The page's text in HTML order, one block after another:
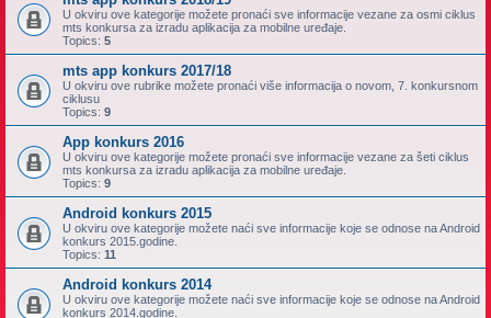
U okviru ove kategorije možete pronaći sve informacije vezane za osmi ciklus
mts konkursa za izradu aplikacija za mobilne uređaje.
Topics: 5
mts app konkurs 2017/18
U okviru ove rubrike možete pronaći više informacija o novom, 7. konkursnom
ciklusu
Topics: 9
App konkurs 2016
U okviru ove kategorije možete pronaći sve informacije vezane za šeti ciklus
mts konkursa za izradu aplikacija za mobilne uređaje.
Topics: 9
Android konkurs 2015
U okviru ove kategorije možete naći sve informacije koje se odnose na Android
konkurs 2015.godine.
Topics: 11
Android konkurs 2014
U okviru ove kategorije možete naći sve informacije koje se odnose na Android
konkurs 2014.godine.